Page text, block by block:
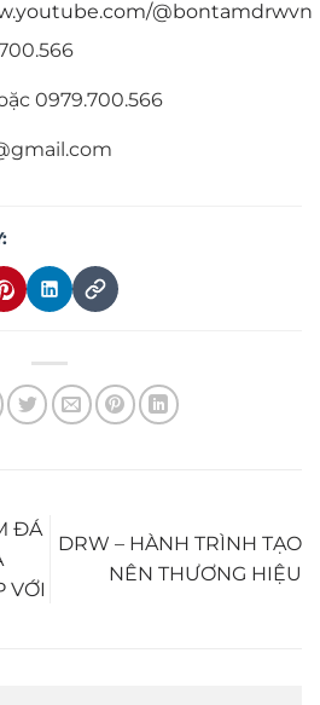
@bontamdrwvn
0979.700.566
ĐÁ
VỚI
DRW – HÀNH TRÌNH TẠO
NÊN THƯƠNG HIỆU